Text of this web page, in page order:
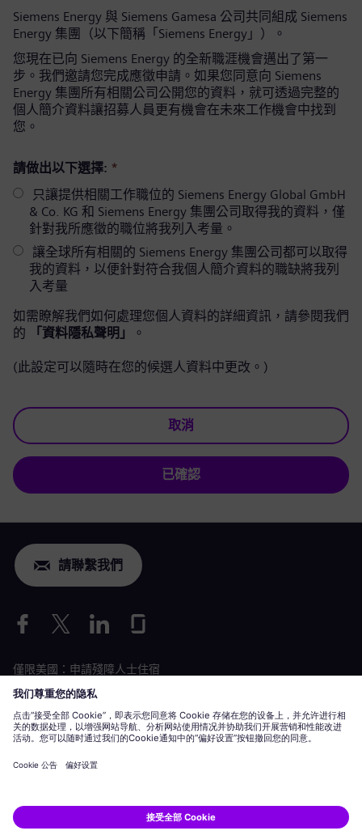
Siemens Energy 與 Siemens Gamesa 公司共同組成 Siemens
Energy 集團（以下簡稱「Siemens Energy」）。
您現在已向 Siemens Energy 的全新職涯機會邁出了第一
步。我們邀請您完成應徵申請。如果您同意向 Siemens
Energy 集團所有相關公司公開您的資料，就可透過完整的
個人簡介資料讓招募人員更有機會在未來工作機會中找到
您。
請做出以下選擇: *
只讓提供相關工作職位的 Siemens Energy Global GmbH
& Co. KG 和 Siemens Energy 集團公司取得我的資料，僅
針對我所應徵的職位將我列入考量。
讓全球所有相關的 Siemens Energy 集團公司都可以取得
我的資料，以便針對符合我個人簡介資料的職缺將我列
入考量
如需瞭解我們如何處理您個人資料的詳細資訊，請參閱我們
的
「資料隱私聲明」 。
(此設定可以隨時在您的候選人資料中更改。)
取消
已確認
請聯繫我們
僅限美國：申請殘障人士住宿
勞動條件申請
Siemens Energy 是 Siemens AG 授權的商標。